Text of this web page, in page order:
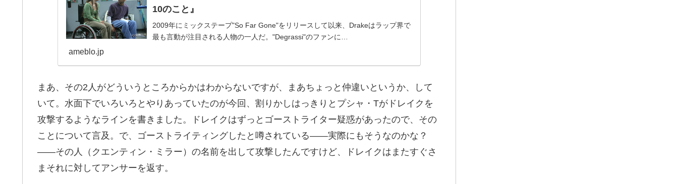
10のこと』
2009年にミックステープ"So Far Gone"をリリースして以来、Drakeはラップ界で
最も言動が注目される人物の一人だ。"Degrassi"のファンに…
ameblo.jp
まあ、その2人がどういうところからかはわからないですが、まあちょっと仲違いというか、して
いて。水面下でいろいろとやりあっていたのが今回、割りかしはっきりとプシャ・Tがドレイクを
攻撃するようなラインを書きました。ドレイクはずっとゴーストライター疑惑があったので、その
ことについて言及。で、ゴーストライティングしたと噂されている――実際にもそうなのかな？
――その人（クエンティン・ミラー）の名前を出して攻撃したんですけど、ドレイクはまたすぐさ
まそれに対してアンサーを返す。